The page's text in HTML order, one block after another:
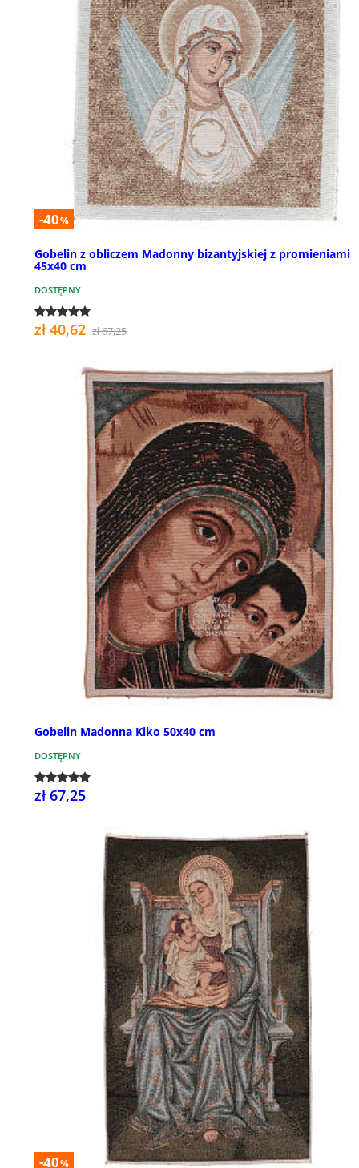
-40%
Gobelin z obliczem Madonny bizantyjskiej z promieniami
45x40 cm
DOSTĘPNY
zł 40,62 zł 67,25
Gobelin Madonna Kiko 50x40 cm
DOSTĘPNY
zł 67,25
-40%